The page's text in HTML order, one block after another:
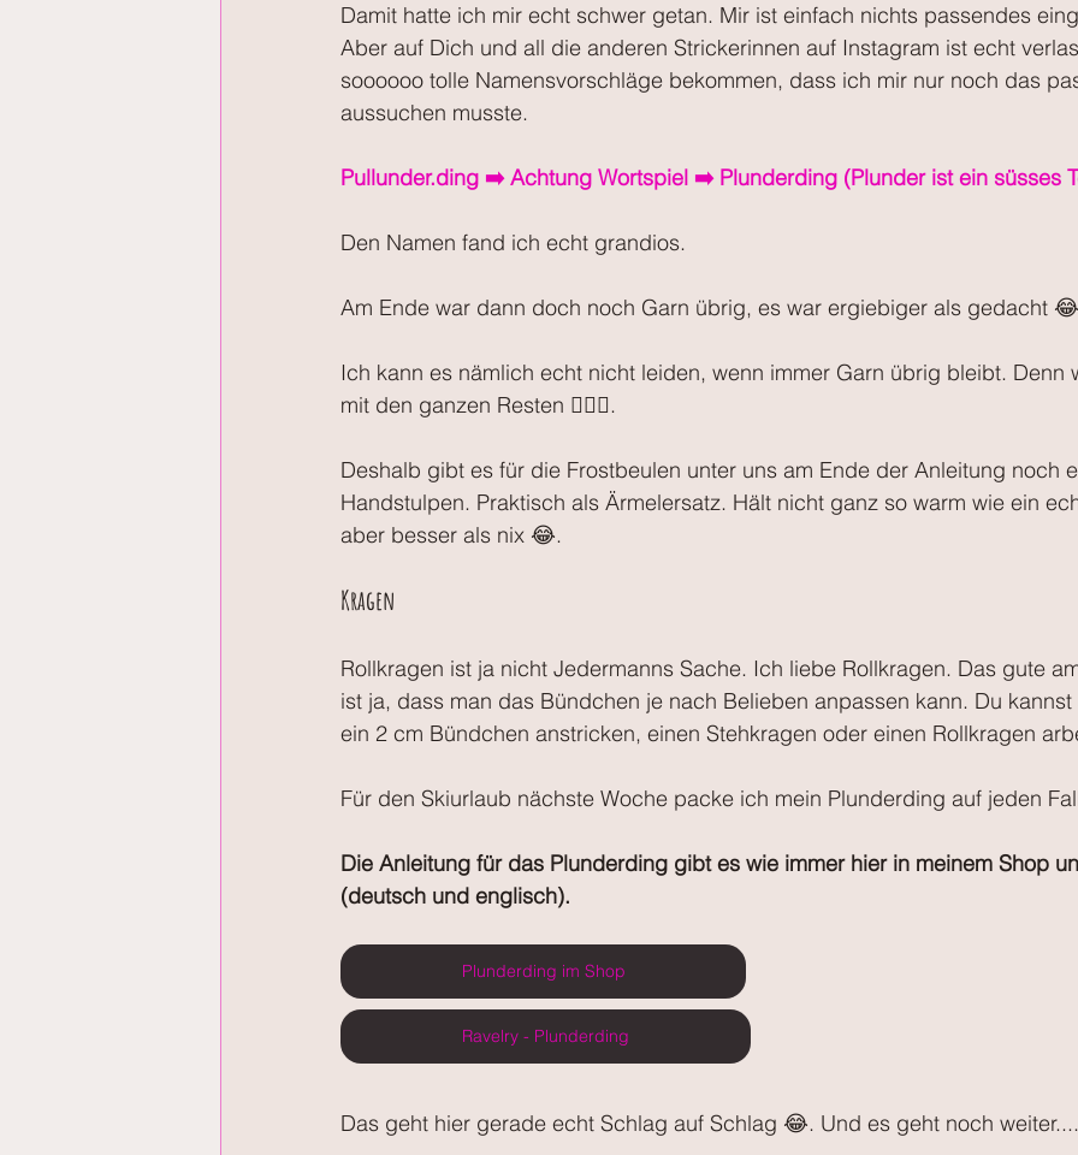
Damit hatte ich mir echt schwer getan. Mir ist einfach nichts passendes
Aber auf Dich und all die anderen Strickerinnen auf Instagram ist echt
soooooo tolle Namensvorschläge bekommen, dass ich mir nur noch das
aussuchen musste.
Pullunder.ding ➡️ Achtung Wortspiel ➡️ Plunderding (Plunder ist ein süsses
Den Namen fand ich echt grandios.
Am Ende war dann doch noch Garn übrig, es war ergiebiger als gedacht
Ich kann es nämlich echt nicht leiden, wenn immer Garn übrig bleibt. Denn
mit den ganzen Resten 🤷🏼‍♀️.
Deshalb gibt es für die Frostbeulen unter uns am Ende der Anleitung noch
Handstulpen. Praktisch als Ärmelersatz. Hält nicht ganz so warm wie ein
aber besser als nix 😂.
Kragen
Rollkragen ist ja nicht Jedermanns Sache. Ich liebe Rollkragen. Das gute
ist ja, dass man das Bündchen je nach Belieben anpassen kann. Du
ein 2 cm Bündchen anstricken, einen Stehkragen oder einen Rollkragen
Für den Skiurlaub nächste Woche packe ich mein Plunderding auf jeden
Die Anleitung für das Plunderding gibt es wie immer hier in meinem Shop
(deutsch und englisch).
Plunderding im Shop
Ravelry - Plunderding
Das geht hier gerade echt Schlag auf Schlag 😂. Und es geht noch